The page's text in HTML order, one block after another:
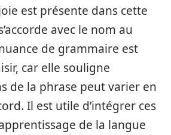
est présente dans cette
avec le nom au
de grammaire est
car elle souligne
de la phrase peut varier en
Il est utile d’intégrer ces
de la langue